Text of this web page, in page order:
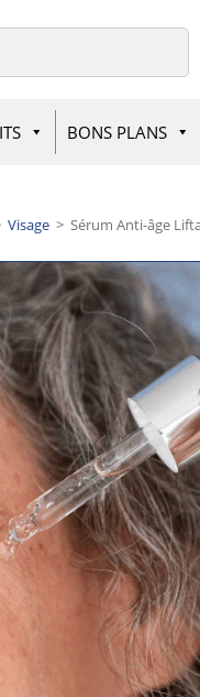
BONS PLANS
Visage > Sérum Anti-âge